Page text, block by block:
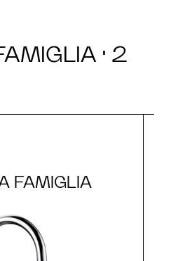
· 2
FAMIGLIA